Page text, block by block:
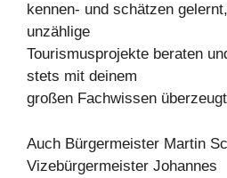
kennen- und schätzen
unzählige
Tourismusprojekte beraten
stets mit deinem
großen Fachwissen
Auch Bürgermeister Martin
Vizebürgermeister Johannes